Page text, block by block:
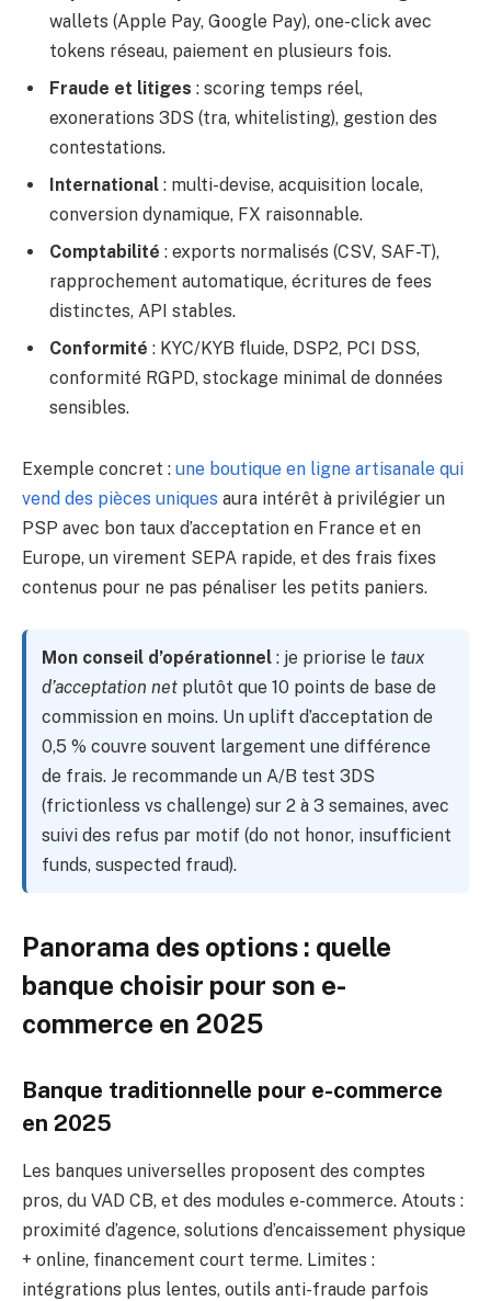
wallets (Apple Pay, Google Pay), one-click avec
tokens réseau, paiement en plusieurs fois.
Fraude et litiges : scoring temps réel,
exonerations 3DS (tra, whitelisting), gestion des
contestations.
International : multi-devise, acquisition locale,
conversion dynamique, FX raisonnable.
Comptabilité : exports normalisés (CSV, SAF-T),
rapprochement automatique, écritures de fees
distinctes, API stables.
Conformité : KYC/KYB fluide, DSP2, PCI DSS,
conformité RGPD, stockage minimal de données
sensibles.
Exemple concret : une boutique en ligne artisanale qui
vend des pièces uniques aura intérêt à privilégier un
PSP avec bon taux d’acceptation en France et en
Europe, un virement SEPA rapide, et des frais fixes
contenus pour ne pas pénaliser les petits paniers.
Mon conseil d’opérationnel : je priorise le taux
d’acceptation net plutôt que 10 points de base de
commission en moins. Un uplift d’acceptation de
0,5 % couvre souvent largement une différence
de frais. Je recommande un A/B test 3DS
(frictionless vs challenge) sur 2 à 3 semaines, avec
suivi des refus par motif (do not honor, insufficient
funds, suspected fraud).
Panorama des options : quelle
banque choisir pour son e-
commerce en 2025
Banque traditionnelle pour e-commerce
en 2025
Les banques universelles proposent des comptes
pros, du VAD CB, et des modules e-commerce. Atouts :
proximité d’agence, solutions d’encaissement physique
+ online, financement court terme. Limites :
intégrations plus lentes, outils anti-fraude parfois